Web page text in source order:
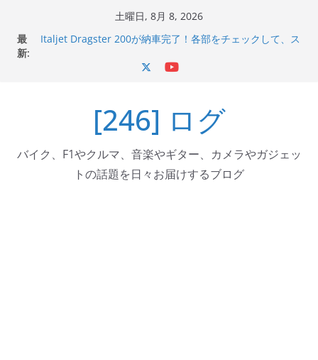
土曜日, 8月 8, 2026
最
新:
Italjet Dragster 200のフロントISSサスの動きが判ったら
コーナリングが楽しくなった
マホホルダー付けて、ガラスコーティング行って来た
岩手県奥州市へのふるさと納税で KGR HARMONY 南部鉄
器エフェクターが返礼品でもらえる！
[246] ログ
バイク、F1やクルマ、音楽やギター、カメラやガジェッ
トの話題を日々お届けするブログ